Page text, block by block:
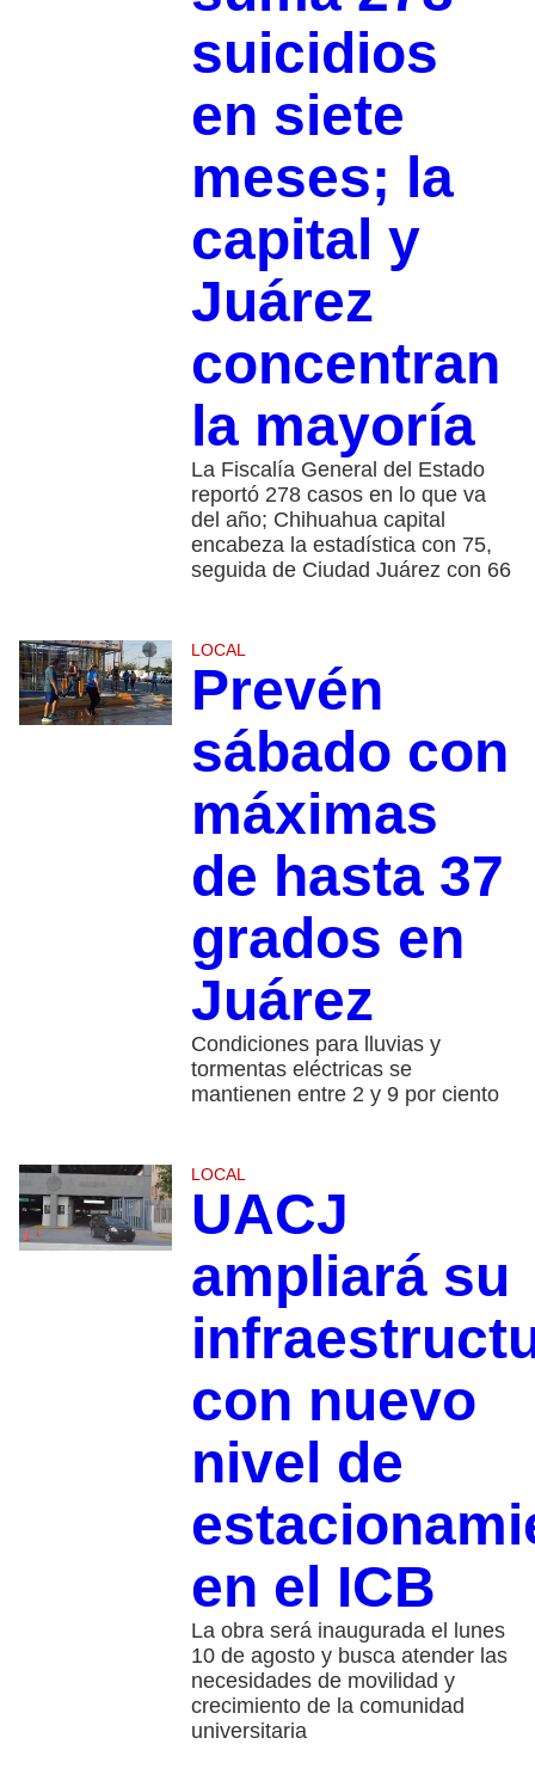
suicidios
en siete
meses; la
capital y
Juárez
concentran
la mayoría
La Fiscalía General del Estado
reportó 278 casos en lo que va
del año; Chihuahua capital
encabeza la estadística con 75,
seguida de Ciudad Juárez con 66
LOCAL
Prevén
sábado con
máximas
de hasta 37
grados en
Juárez
Condiciones para lluvias y
tormentas eléctricas se
mantienen entre 2 y 9 por ciento
LOCAL
UACJ
ampliará su
con nuevo
nivel de
en el ICB
La obra será inaugurada el lunes
10 de agosto y busca atender las
necesidades de movilidad y
crecimiento de la comunidad
universitaria